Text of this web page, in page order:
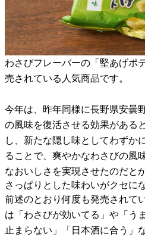
わさびフレーバーの「堅あげポ
売されている人気商品です。
今年は、昨年同様に長野県安曇
の風味を復活させる効果がある
し、新たな隠し味としてわずか
ることで、爽やかなわさびの風
なおいしさを実現させたのだとか
さっぱりとした味わいがクセに
前述のとおり何度も発売されて
は「わさびが効いてる」や「う
止まらない」「日本酒に合う」